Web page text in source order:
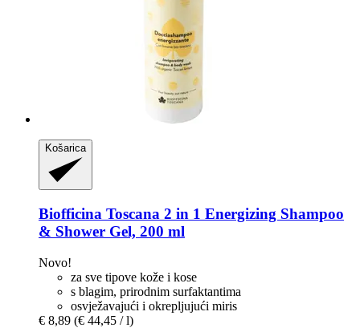
Košarica
Biofficina Toscana 2 in 1 Energizing Shampoo
& Shower Gel, 200 ml
Novo!
za sve tipove kože i kose
s blagim, prirodnim surfaktantima
osvježavajući i okrepljujući miris
€ 8,89 (€ 44,45 / l)